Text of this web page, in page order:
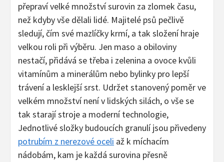
přepraví velké množství surovin za zlomek času,
než kdyby vše dělali lidé. Majitelé psů pečlivě
sledují, čím své mazlíčky krmí, a tak složení hraje
velkou roli při výběru. Jen maso a obiloviny
nestačí, přidává se třeba i zelenina a ovoce kvůli
vitamínům a minerálům nebo bylinky pro lepší
trávení a lesklejší srst. Udržet stanovený poměr ve
velkém množství není v lidských silách, o vše se
tak starají stroje a moderní technologie,
Jednotlivé složky budoucích granulí jsou přivedeny
potrubím z nerezové oceli až k míchacím
nádobám, kam je každá surovina přesně